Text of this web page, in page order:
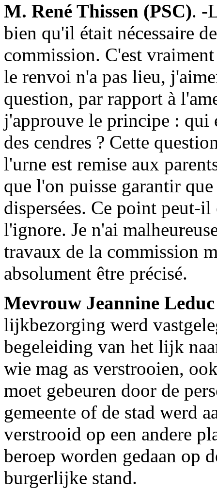
M. René Thissen (PSC). -
bien qu'il était nécessaire
commission. C'est
le renvoi n'a pas lieu,
question, par rapport à
j'approuve le principe : qui
des cendres ? Cette
l'urne est remise aux
que l'on puisse garantir
dispersées. Ce point peut-
l'ignore. Je n'ai
travaux de la commission
absolument être précisé.
Mevrouw Jeannine
lijkbezorging werd
begeleiding van het lijk
wie mag as verstrooien,
moet gebeuren door de
gemeente of de stad werd
verstrooid op een andere
beroep worden gedaan op
burgerlijke stand.